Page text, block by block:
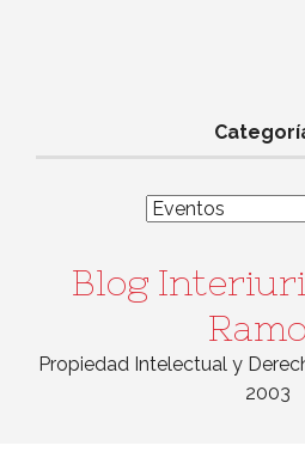
Categorías
Blog
Propiedad Intelectual y
2003